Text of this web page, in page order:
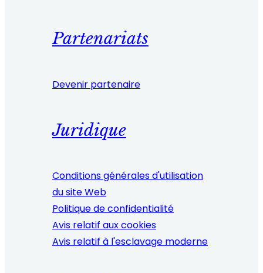
Partenariats
Devenir partenaire
Juridique
Conditions générales d'utilisation
du site Web
Politique de confidentialité
Avis relatif aux cookies
Avis relatif à l'esclavage moderne